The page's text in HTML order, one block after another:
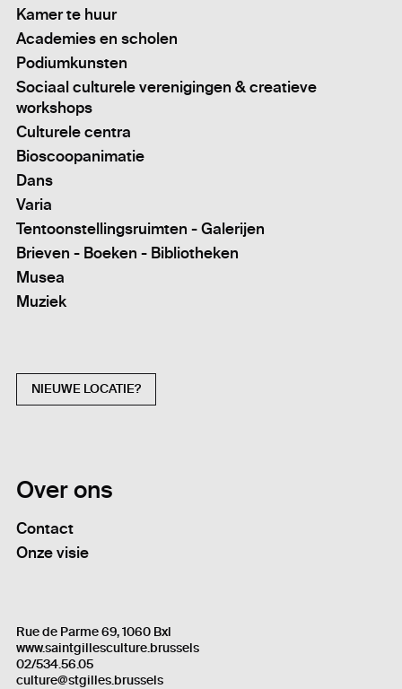
Kamer te huur
Academies en scholen
Podiumkunsten
Sociaal culturele verenigingen & creatieve
workshops
Culturele centra
Bioscoopanimatie
Dans
Varia
Tentoonstellingsruimten - Galerijen
Brieven - Boeken - Bibliotheken
Musea
Muziek
NIEUWE LOCATIE?
Over ons
Contact
Onze visie
Rue de Parme 69, 1060 Bxl
www.saintgillesculture.brussels
02/534.56.05
culture@stgilles.brussels